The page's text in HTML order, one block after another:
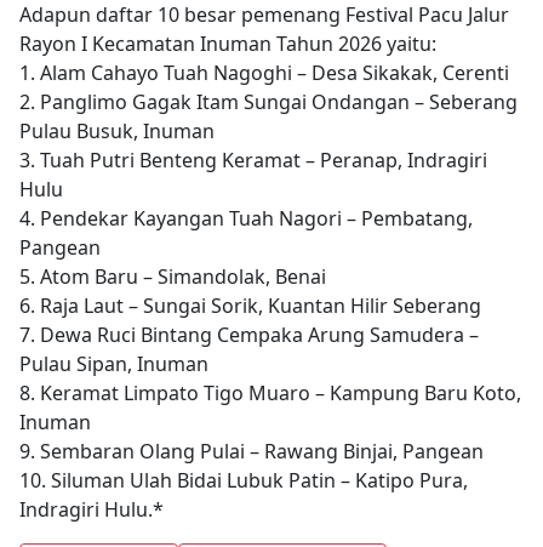
Adapun daftar 10 besar pemenang Festival Pacu Jalur
Rayon I Kecamatan Inuman Tahun 2026 yaitu:
1. Alam Cahayo Tuah Nagoghi – Desa Sikakak, Cerenti
2. Panglimo Gagak Itam Sungai Ondangan – Seberang
Pulau Busuk, Inuman
3. Tuah Putri Benteng Keramat – Peranap, Indragiri
Hulu
4. Pendekar Kayangan Tuah Nagori – Pembatang,
Pangean
5. Atom Baru – Simandolak, Benai
6. Raja Laut – Sungai Sorik, Kuantan Hilir Seberang
7. Dewa Ruci Bintang Cempaka Arung Samudera –
Pulau Sipan, Inuman
8. Keramat Limpato Tigo Muaro – Kampung Baru Koto,
Inuman
9. Sembaran Olang Pulai – Rawang Binjai, Pangean
10. Siluman Ulah Bidai Lubuk Patin – Katipo Pura,
Indragiri Hulu.*